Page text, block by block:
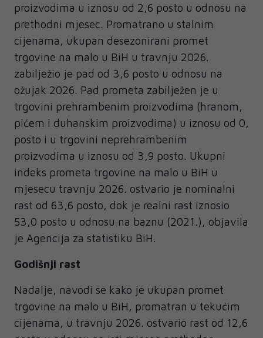
proizvodima u iznosu od 2,6 posto u odnosu na
prethodni mjesec. Promatrano u stalnim
cijenama, ukupan desezonirani promet
trgovine na malo u BiH u travnju 2026.
zabilježio je pad od 3,6 posto u odnosu na
ožujak 2026. Pad prometa zabilježen je u
trgovini prehrambenim proizvodima (hranom,
pićem i duhanskim proizvodima) u iznosu od 0,
posto i u trgovini neprehrambenim
proizvodima u iznosu od 3,9 posto. Ukupni
indeks prometa trgovine na malo u BiH u
mjesecu travnju 2026. ostvario je nominalni
rast od 63,6 posto, dok je realni rast iznosio
53,0 posto u odnosu na baznu (2021.), objavila
je Agencija za statistiku BiH.
Godišnji rast
Nadalje, navodi se kako je ukupan promet
trgovine na malo u BiH, promatran u tekućim
cijenama, u travnju 2026. ostvario rast od 12,6